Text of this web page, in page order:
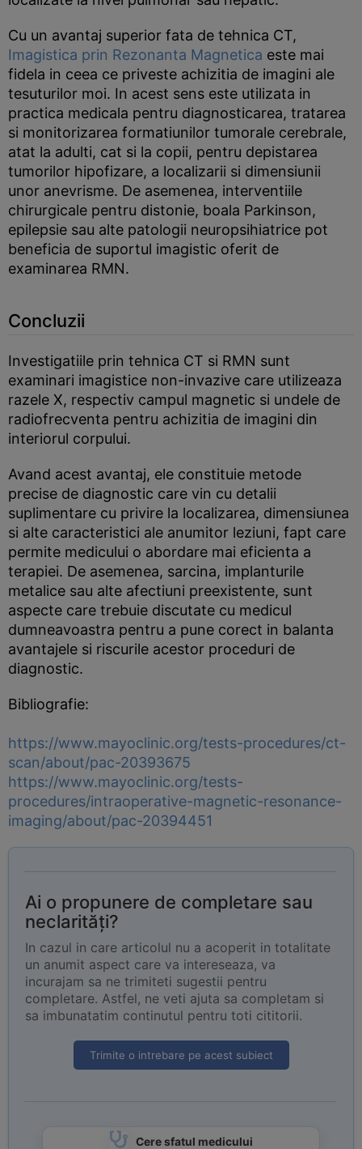
Cu un avantaj superior fata de tehnica CT,
Imagistica prin Rezonanta Magnetica este mai
fidela in ceea ce priveste achizitia de imagini ale
tesuturilor moi. In acest sens este utilizata in
practica medicala pentru diagnosticarea, tratarea
si monitorizarea formatiunilor tumorale cerebrale,
atat la adulti, cat si la copii, pentru depistarea
tumorilor hipofizare, a localizarii si dimensiunii
unor anevrisme. De asemenea, interventiile
chirurgicale pentru distonie, boala Parkinson,
epilepsie sau alte patologii neuropsihiatrice pot
beneficia de suportul imagistic oferit de
examinarea RMN.
Concluzii
Investigatiile prin tehnica CT si RMN sunt
examinari imagistice non-invazive care utilizeaza
razele X, respectiv campul magnetic si undele de
radiofrecventa pentru achizitia de imagini din
interiorul corpului.
Avand acest avantaj, ele constituie metode
precise de diagnostic care vin cu detalii
suplimentare cu privire la localizarea, dimensiunea
si alte caracteristici ale anumitor leziuni, fapt care
permite medicului o abordare mai eficienta a
terapiei. De asemenea, sarcina, implanturile
metalice sau alte afectiuni preexistente, sunt
aspecte care trebuie discutate cu medicul
dumneavoastra pentru a pune corect in balanta
avantajele si riscurile acestor proceduri de
diagnostic.
Bibliografie:
https://www.mayoclinic.org/tests-procedures/ct-
scan/about/pac-20393675
https://www.mayoclinic.org/tests-
procedures/intraoperative-magnetic-resonance-
imaging/about/pac-20394451
Ai o propunere de completare sau
neclarități?
In cazul in care articolul nu a acoperit in totalitate
un anumit aspect care va intereseaza, va
incurajam sa ne trimiteti sugestii pentru
completare. Astfel, ne veti ajuta sa completam si
sa imbunatatim continutul pentru toti cititorii.
Trimite o intrebare pe acest subiect
Cere sfatul medicului